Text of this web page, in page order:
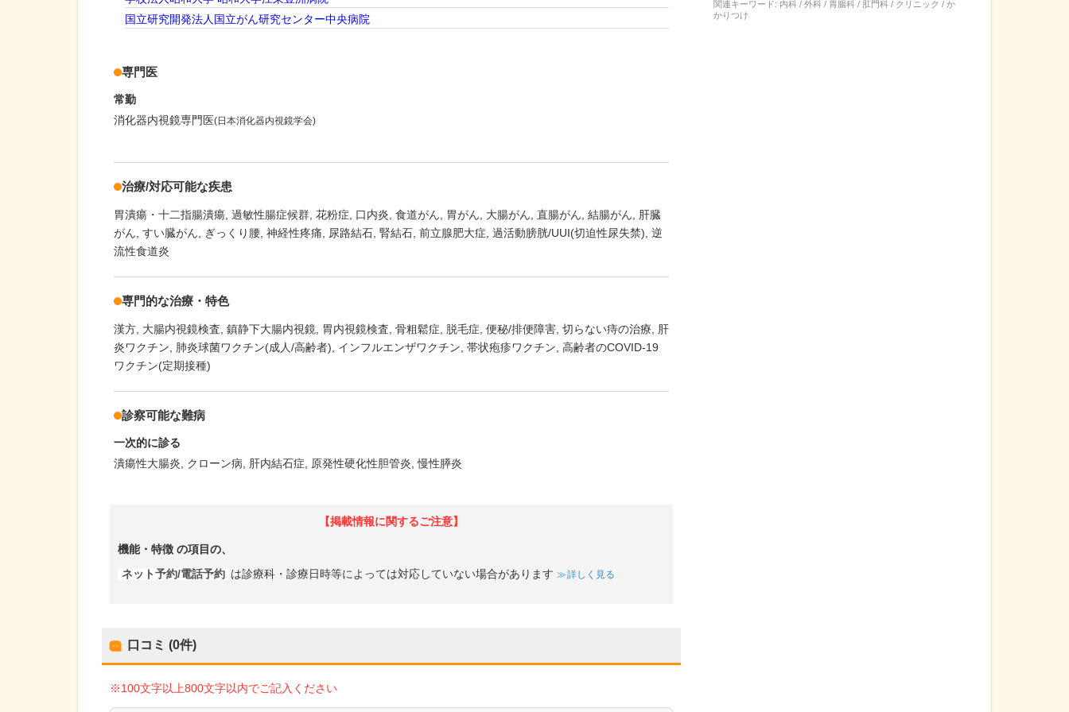
国立研究開発法人国立がん研究センター中央病院
専門医
常勤
消化器内視鏡専門医(日本消化器内視鏡学会)
治療/対応可能な疾患
胃潰瘍・十二指腸潰瘍 過敏性腸症候群 花粉症 口内炎 食道がん 胃がん 大腸がん 直腸がん 結腸がん
肝臓
がん すい臓がん ぎっくり腰 神経性疼痛 尿路結石 腎結石 前立腺肥大症 過活動膀胱/UUI(切迫性尿失禁) 逆
流性食道炎
専門的な治療・特色
漢方 大腸内視鏡検査 鎮静下大腸内視鏡 胃内視鏡検査 骨粗鬆症 脱毛症 便秘/排便障害 切らない痔の治療
肝
炎ワクチン
肺炎球菌ワクチン(成人/高齢者) インフルエンザワクチン 帯状疱疹ワクチン 高齢者のCOVID-19
ワクチン(定期接種)
診察可能な難病
一次的に診る
潰瘍性大腸炎
クローン病 肝内結石症 原発性硬化性胆管炎 慢性膵炎
【掲載情報に関するご注意】
機能・特徴 の項目の、
ネット予約/電話予約 は診療科・診療日時等によっては対応していない場合があります 詳しく見る
口コミ (0件)
※100文字以上800文字以内でご記入ください
関連キーワード: 内科 / 外科 / 胃腸科 / 肛門科 / クリニック / か
かりつけ